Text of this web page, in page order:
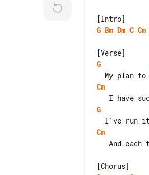
G Bm Dm C Cm
G
Cm
G
Cm